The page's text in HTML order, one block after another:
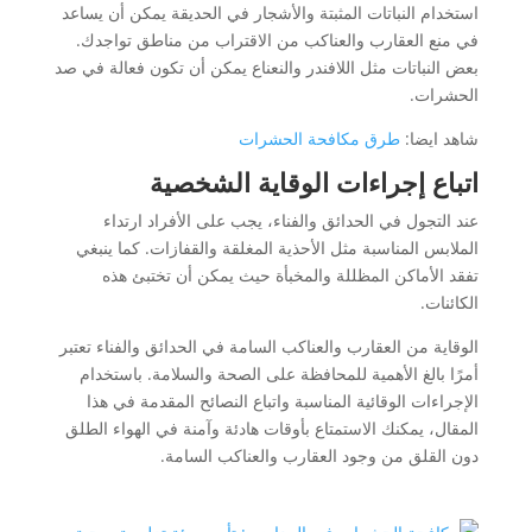
استخدام النباتات المثبتة والأشجار في الحديقة يمكن أن يساعد
في منع العقارب والعناكب من الاقتراب من مناطق تواجدك.
بعض النباتات مثل اللافندر والنعناع يمكن أن تكون فعالة في صد
الحشرات.
شاهد ايضا: طرق مكافحة الحشرات
اتباع إجراءات الوقاية الشخصية
عند التجول في الحدائق والفناء، يجب على الأفراد ارتداء
الملابس المناسبة مثل الأحذية المغلقة والقفازات. كما ينبغي
تفقد الأماكن المظللة والمخبأة حيث يمكن أن تختبئ هذه
الكائنات.
الوقاية من العقارب والعناكب السامة في الحدائق والفناء تعتبر
أمرًا بالغ الأهمية للمحافظة على الصحة والسلامة. باستخدام
الإجراءات الوقائية المناسبة واتباع النصائح المقدمة في هذا
المقال، يمكنك الاستمتاع بأوقات هادئة وآمنة في الهواء الطلق
دون القلق من وجود العقارب والعناكب السامة.